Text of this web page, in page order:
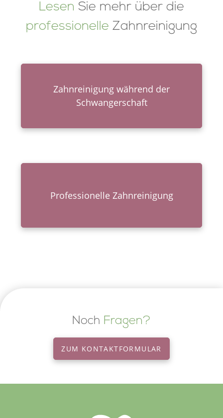
Lesen Sie mehr über die
professionelle Zahnreinigung
Zahnrei­ni­gung während der
Schwangerschaft
Profes­sio­nel­le Zahnreinigung
Noch Fragen?
ZUM KONTAKT­FOR­MU­LAR